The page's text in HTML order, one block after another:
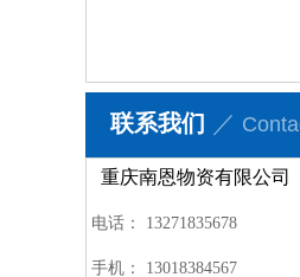
联系我们 ／
重庆南恩物资有限公司
电话： 13271835678
手机： 13018384567